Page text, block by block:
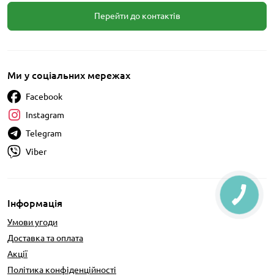
Перейти до контактів
Інформація
Умови угоди
Доставка та оплата
Акції
Політика конфіденційності
Ми у соціальних мережах
Facebook
Instagram
Telegram
Viber